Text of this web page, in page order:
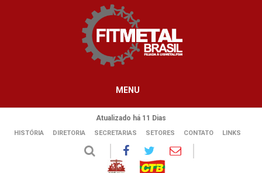
MENU
Atualizado há 11 Dias
HISTÓRIA DIRETORIA SECRETARIAS SETORES CONTATO LINKS